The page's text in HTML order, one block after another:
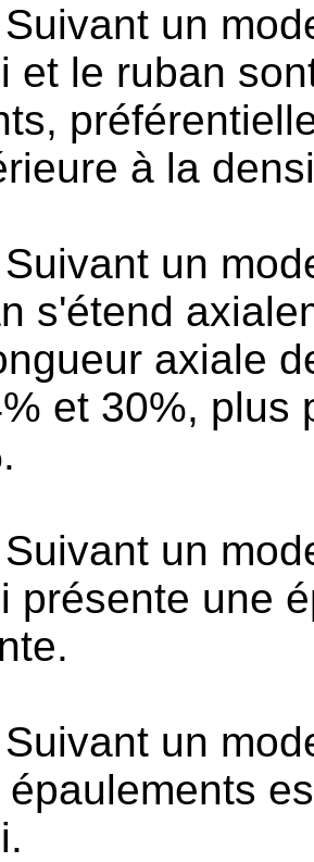
Suivant un
et le ruban
à la
Suivant un
s'étend
axiale
et 30%, plus
Suivant un
présente une
Suivant un
épaulements